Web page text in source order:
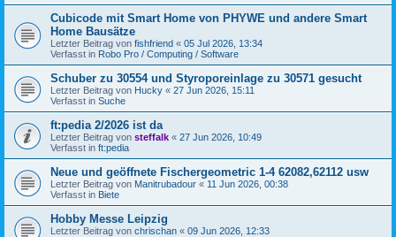
Cubicode mit Smart Home von PHYWE und andere Smart
Home Bausätze
Letzter Beitrag von fishfriend « 05 Jul 2026, 13:34
Verfasst in Robo Pro / Computing / Software
Schuber zu 30554 und Styroporeinlage zu 30571 gesucht
Letzter Beitrag von Hucky « 27 Jun 2026, 15:11
Verfasst in Suche
ft:pedia 2/2026 ist da
Letzter Beitrag von steffalk « 27 Jun 2026, 10:49
Verfasst in ft:pedia
Neue und geöffnete Fischergeometric 1-4 62082,62112 usw
Letzter Beitrag von Manitrubadour « 11 Jun 2026, 00:38
Verfasst in Biete
Hobby Messe Leipzig
Letzter Beitrag von chrischan « 09 Jun 2026, 12:33